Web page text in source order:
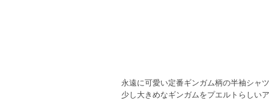
永遠に可愛い定番ギンガム柄の半袖シャツ
少し大きめなギンガムをプエルトらしい